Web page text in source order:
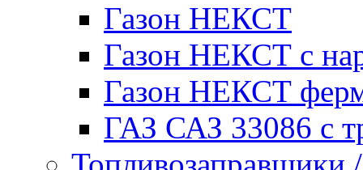
Газон НЕКСТ
Газон НЕКСТ с
Газон НЕКСТ
ГАЗ САЗ 33086 с